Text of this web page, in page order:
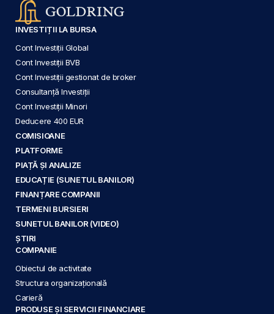
INVESTIȚII LA BURSA
Cont Investiții Global
Cont Investiții BVB
Cont Investiții gestionat de broker
Consultanță Investiții
Cont Investiții Minori
Deducere 400 EUR
COMISIOANE
PLATFORME
PIAȚĂ ȘI ANALIZE
EDUCAȚIE (SUNETUL BANILOR)
FINANȚARE COMPANII
TERMENI BURSIERI
SUNETUL BANILOR (VIDEO)
ȘTIRI
COMPANIE
Obiectul de activitate
Structura organizațională
Carieră
PRODUSE ȘI SERVICII FINANCIARE